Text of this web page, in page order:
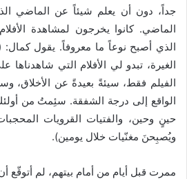
جداً، دون أن يعلم شيئاً عن الماضي
الماضي. كانوا يخرجون لمشاهدة
الذي أصبح نوعاً ما معروفاً. يقول كمال:
الغيرة، تبدو لي الأفلام التي
الفيلم فقط، سيئةً بعيدةً عن الأخلاق،
الواقع إلى درجة الشفقة. سئِمتُ من
حينٍ وحين، والفتيات القرويات
ويُصبِحنَ مغنّيات خلال يومين).
ممرت قبل أيام من أمام بيتهم، لم أتوقّع